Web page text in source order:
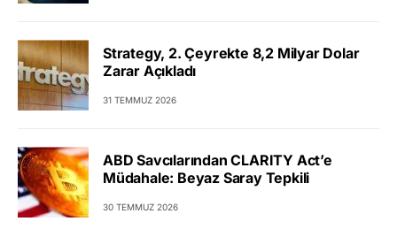
Strategy, 2. Çeyrekte 8,2 Milyar Dolar
Zarar Açıkladı
31 TEMMUZ 2026
ABD Savcılarından CLARITY Act’e
Müdahale: Beyaz Saray Tepkili
30 TEMMUZ 2026